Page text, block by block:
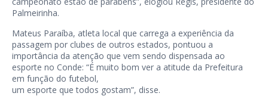
Palmeirinha.
Mateus Paraíba, atleta local que carrega a experiência da
passagem por clubes de outros estados, pontuou a
importância da atenção que vem sendo dispensada ao
esporte no Conde: “É muito bom ver a atitude da Prefeitura
em função do futebol,
um esporte que todos gostam”, disse.